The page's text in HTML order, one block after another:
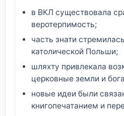
в ВКЛ существовала
веротерпимость;
часть знати
католической Польши;
шляхту привлекала
церковные земли и
новые идеи были
книгопечатанием и